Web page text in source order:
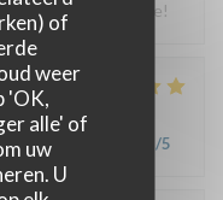
of
weer
'OK,
alle' of
uw
U
irréprochable!
5/5 Kwaliteit / Prijs /5